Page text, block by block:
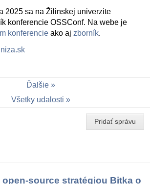
2025 sa na Žilinskej univerzite
konferencie OSSConf. Na webe je
konferencie ako aj zborník.
Ďalšie
Všetky udalosti
Pridať správu
open-source stratégiou Bitka o